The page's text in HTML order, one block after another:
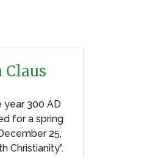
year 300 AD
for a spring
25,
Christianity”.